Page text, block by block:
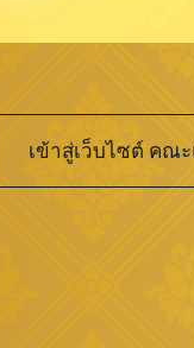
เข้าสู่เว็บไซต์ คณ